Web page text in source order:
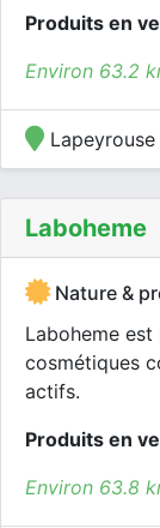
Produits en
Environ 63.2
Laboheme
Nature &
Laboheme
cosmétiques
actifs.
Produits en
Environ 63.8